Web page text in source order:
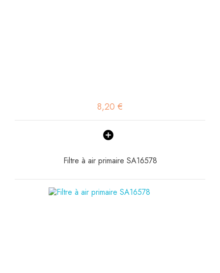
8,20 €
Filtre à air primaire SA16578